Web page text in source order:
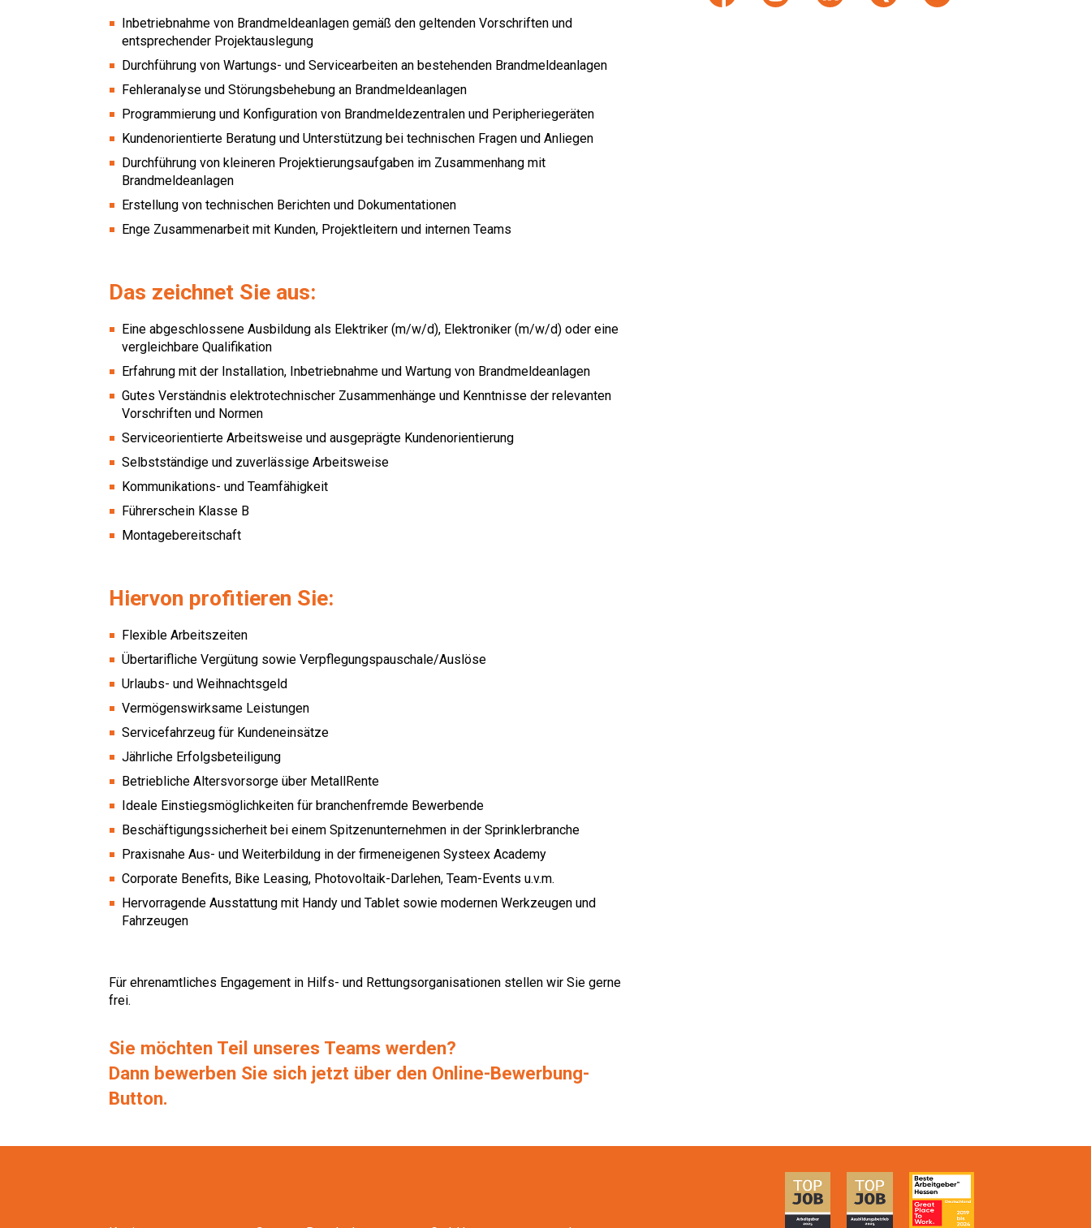
Inbetriebnahme von Brandmeldeanlagen gemäß den geltenden Vorschriften und
entsprechender Projektauslegung
Durchführung von Wartungs- und Servicearbeiten an bestehenden Brandmeldeanlagen
Fehleranalyse und Störungsbehebung an Brandmeldeanlagen
Programmierung und Konfiguration von Brandmeldezentralen und Peripheriegeräten
Kundenorientierte Beratung und Unterstützung bei technischen Fragen und Anliegen
Durchführung von kleineren Projektierungsaufgaben im Zusammenhang mit
Brandmeldeanlagen
Erstellung von technischen Berichten und Dokumentationen
Enge Zusammenarbeit mit Kunden, Projektleitern und internen Teams
Das zeichnet Sie aus:
Eine abgeschlossene Ausbildung als Elektriker (m/w/d), Elektroniker (m/w/d) oder eine
vergleichbare Qualifikation
Erfahrung mit der Installation, Inbetriebnahme und Wartung von Brandmeldeanlagen
Gutes Verständnis elektrotechnischer Zusammenhänge und Kenntnisse der relevanten
Vorschriften und Normen
Serviceorientierte Arbeitsweise und ausgeprägte Kundenorientierung
Selbstständige und zuverlässige Arbeitsweise
Kommunikations- und Teamfähigkeit
Führerschein Klasse B
Montagebereitschaft
Hiervon profitieren Sie:
Flexible Arbeitszeiten
Übertarifliche Vergütung sowie Verpflegungspauschale/Auslöse
Urlaubs- und Weihnachtsgeld
Vermögenswirksame Leistungen
Servicefahrzeug für Kundeneinsätze
Jährliche Erfolgsbeteiligung
Betriebliche Altersvorsorge über MetallRente
Ideale Einstiegsmöglichkeiten für branchenfremde Bewerbende
Beschäftigungssicherheit bei einem Spitzenunternehmen in der Sprinklerbranche
Praxisnahe Aus- und Weiterbildung in der firmeneigenen Systeex Academy
Corporate Benefits, Bike Leasing, Photovoltaik-Darlehen, Team-Events u.v.m.
Hervorragende Ausstattung mit Handy und Tablet sowie modernen Werkzeugen und
Fahrzeugen
Für ehrenamtliches Engagement in Hilfs- und Rettungsorganisationen stellen wir Sie gerne
frei.
Sie möchten Teil unseres Teams werden?
Dann bewerben Sie sich jetzt über den Online-Bewerbung-
Button.